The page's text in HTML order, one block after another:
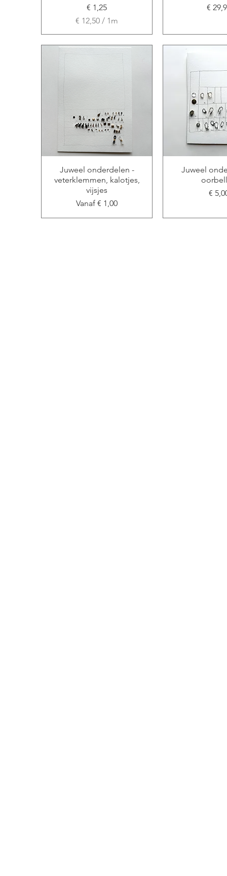
Prijs
€ 1,25
€ 12,50 / 1m
e
r
1
e
e
r
Prijs
€
Juweel onderdelen -
veterklemmen, kalotjes,
vijsjes
Vanaf€ 1,00
Verkoopprijs
Juweel
Prijs
€